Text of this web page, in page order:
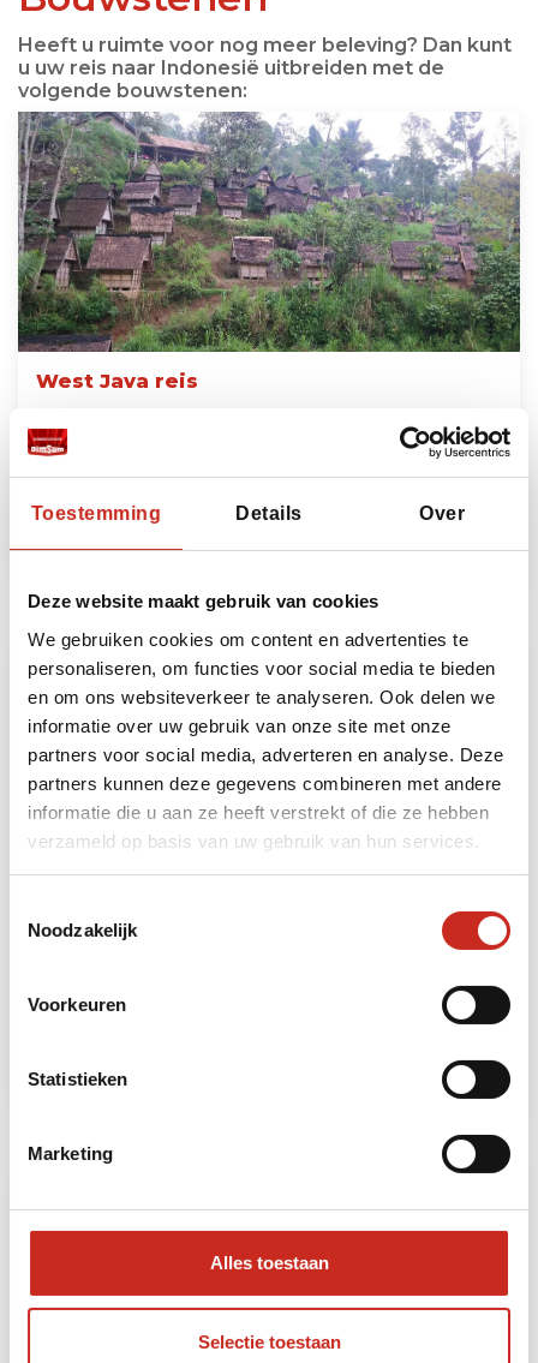
Toestemming Details Over
Deze website maakt gebruik van cookies
We gebruiken cookies om content en advertenties te
personaliseren, om functies voor social media te bieden
en om ons websiteverkeer te analyseren. Ook delen we
informatie over uw gebruik van onze site met onze
partners voor social media, adverteren en analyse. Deze
partners kunnen deze gegevens combineren met andere
informatie die u aan ze heeft verstrekt of die ze hebben
verzameld op basis van uw gebruik van hun services.
Noodzakelijk
Voorkeuren
Statistieken
Marketing
Alles toestaan
Selectie toestaan
Heeft u ruimte voor nog meer beleving? Dan kunt
u uw reis naar Indonesië uitbreiden met de
volgende bouwstenen:
West Java reis
Lees meer